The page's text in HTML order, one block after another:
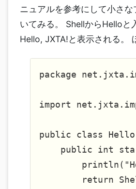
ニュアルを参考にして小さ
いてみる。 ShellからHelloと
Hello, JXTA!と表示される。
package
import
public class Hello
public int
return